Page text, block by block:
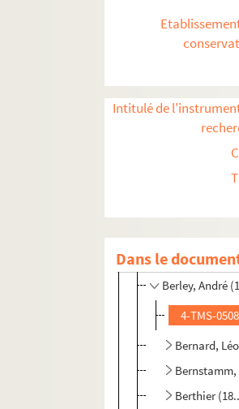
Intitulé de
Dans le
Barette
Baroux,
Barrès,
Bastide,
Baudry,
Baumer,
Benjamin,
Berger,
Bergerat,
Berley, André
4-TMS-
Bernard,
Berthier